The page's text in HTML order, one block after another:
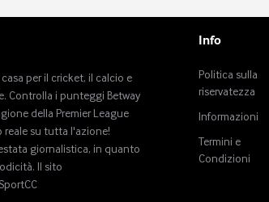
per il cricket, il calcio e
Controlla i punteggi Betway
della Premier League
reale su tutta l'azione!
giornalistica, in quanto
Il sito
Info
Politica sulla
riservatezza
Informazioni
Termini e
Condizioni